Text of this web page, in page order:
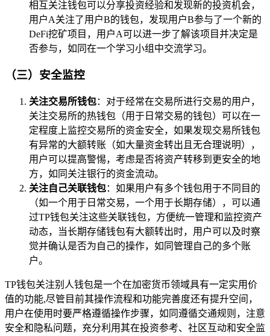
相互关注钱包可以分享投资经验和发现新的投资机会，
用户A关注了用户B的钱包，发现用户B参与了一个新的
DeFi挖矿项目，用户A可以进一步了解该项目并决定是
否参与，如同在一个学习小组中交流学习。
（三）安全监控
关注交易所钱包：对于经常在交易所进行交易的用户，
关注交易所的热钱包（用于日常交易的钱包）可以在一
定程度上监控交易所的资金安全，如果发现交易所钱包
有异常的大额转账（如大量资金转出且无合理说明），
用户可以提高警惕，考虑是否将资产转移到更安全的地
方，如同关注银行的资金流动。
关注自己关联钱包：如果用户有多个钱包用于不同目的
（如一个用于日常交易，一个用于长期存储），可以通
过TP钱包关注这些关联钱包，方便统一管理和监控资产
动态，当长期存储钱包有大额转出时，用户可以及时察
觉并确认是否为自己的操作，如同管理自己的多个账
户。
TP钱包关注别人钱包是一个在加密货币领域具有一定实用价
值的功能,尽管目前其操作流程和功能完善度还有提升空间，
用户在使用时要严格遵循操作步骤，如同遵循交通规则，注意
安全和隐私问题，充分利用其在投资参考、社区互动和安全监